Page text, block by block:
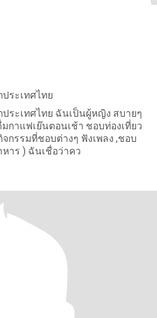
ระเทศไทย
กาแฟเย๊นตอนเช้า ชอบท่องเที่ยว
กรรมที่ชอบต่างๆ ฟังเพลง ,ชอบ
แต่งบ้านให้ดูสวยงาม , ทำกับข้าวอาหาร ) ฉันเชื่อว่าคว